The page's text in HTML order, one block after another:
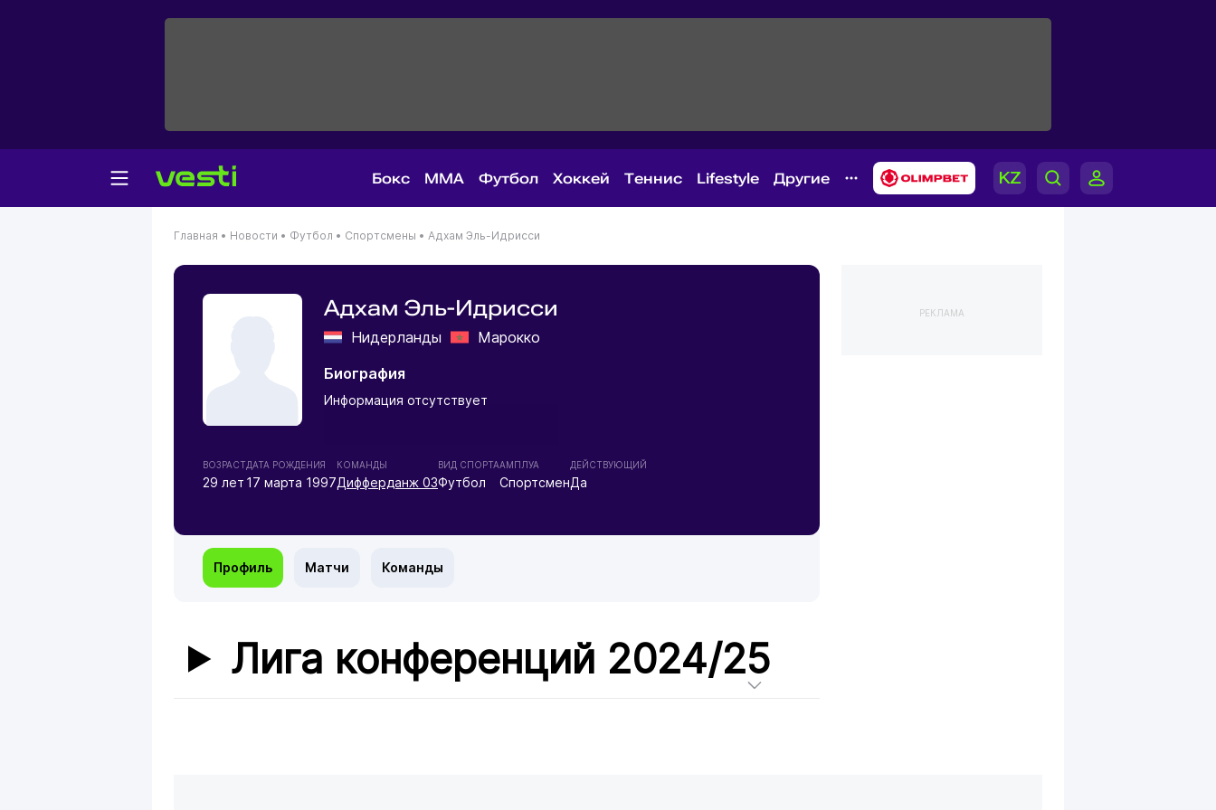
Бокс MMA Футбол Хоккей Теннис Lifestyle Другие
Главная • Новости • Футбол • Спортсмены • Адхам Эль-Идрисси
Адхам Эль-Идрисси
Нидерланды
Марокко
Биография
Информация отсутствует
ВОЗРАСТ
29 лет
ДАТА РОЖДЕНИЯ
17 марта 1997
КОМАНДЫ
Дифферданж 03
ВИД СПОРТА
Футбол
АМПЛУА
Спортсмен
ДЕЙСТВУЮЩИЙ
Да
Профиль Матчи Команды
Лига конференций 2024/25
РЕКЛАМА